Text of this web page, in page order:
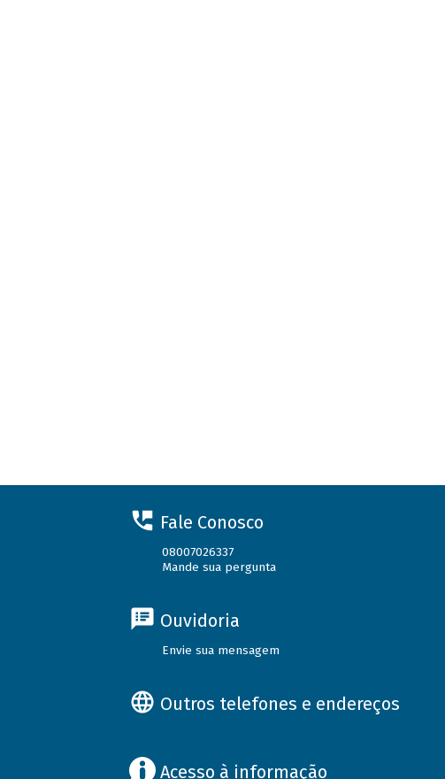
Fale Conosco
08007026337
Mande sua pergunta
Ouvidoria
Envie sua mensagem
Outros telefones e endereços
Acesso à informação